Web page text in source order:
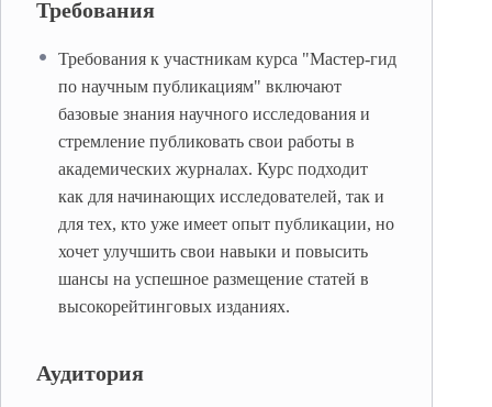
Требования
Требования к участникам курса "Мастер-гид
по научным публикациям" включают
базовые знания научного исследования и
стремление публиковать свои работы в
академических журналах. Курс подходит
как для начинающих исследователей, так и
для тех, кто уже имеет опыт публикации, но
хочет улучшить свои навыки и повысить
шансы на успешное размещение статей в
высокорейтинговых изданиях.
Аудитория